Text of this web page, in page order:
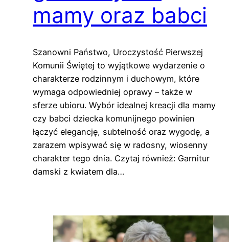
mamy oraz babci
Szanowni Państwo, Uroczystość Pierwszej
Komunii Świętej to wyjątkowe wydarzenie o
charakterze rodzinnym i duchowym, które
wymaga odpowiedniej oprawy – także w
sferze ubioru. Wybór idealnej kreacji dla mamy
czy babci dziecka komunijnego powinien
łączyć elegancję, subtelność oraz wygodę, a
zarazem wpisywać się w radosny, wiosenny
charakter tego dnia. Czytaj również: Garnitur
damski z kwiatem dla…